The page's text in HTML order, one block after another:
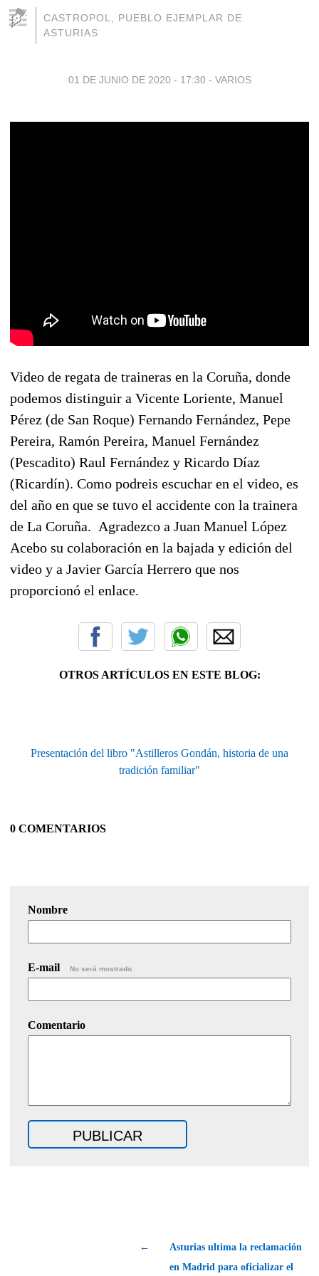
CASTROPOL, PUEBLO EJEMPLAR DE
ASTURIAS
01 DE JUNIO DE 2020 - 17:30 - VARIOS
Video de regata de traineras en la Coruña, donde
podemos distinguir a Vicente Loriente, Manuel
Pérez (de San Roque) Fernando Fernández, Pepe
Pereira, Ramón Pereira, Manuel Fernández
(Pescadito) Raul Fernández y Ricardo Díaz
(Ricardín). Como podreis escuchar en el video, es
del año en que se tuvo el accidente con la trainera
de La Coruña. Agradezco a Juan Manuel López
Acebo su colaboración en la bajada y edición del
video y a Javier García Herrero que nos
proporcionó el enlace.
OTROS ARTÍCULOS EN ESTE BLOG:
Presentación del libro "Astilleros Gondán, historia de una
tradición familiar"
0 COMENTARIOS
Nombre
E-mail No será mostrado.
Comentario
←
Asturias ultima la reclamación
en Madrid para oficializar el